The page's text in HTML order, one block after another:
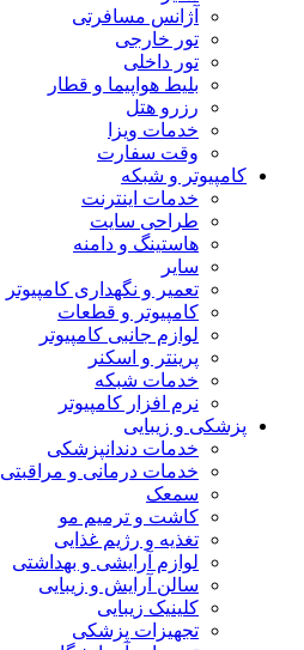
آژانس مسافرتی
تور خارجی
تور داخلی
بلیط هواپیما و قطار
رزرو هتل
خدمات ویزا
وقت سفارت
کامپیوتر و شبکه
خدمات اینترنت
طراحی سایت
هاستینگ و دامنه
سایر
تعمیر و نگهداری کامپیوتر
کامپیوتر و قطعات
لوازم جانبی کامپیوتر
پرینتر و اسکنر
خدمات شبکه
نرم افزار کامپیوتر
پزشکی و زیبایی
خدمات دندانپزشکی
خدمات درمانی و مراقبتی
سمعک
کاشت و ترمیم مو
تغذیه و رژیم غذایی
لوازم آرایشی و بهداشتی
سالن آرایش و زیبایی
کلینیک زیبایی
تجهیزات پزشکی